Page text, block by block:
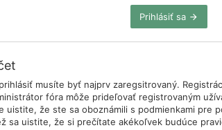
Prihlásiť sa
musíte byť najprv zaregsitrovaný.
fóra môže prideľovať registrovaným
uistite, že ste sa oboznámili s podmienkami pre
sa uistite, že si prečítate akékoľvek budúce